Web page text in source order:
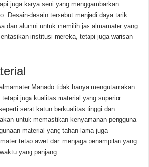
juga karya seni yang menggambarkan
Desain-desain tersebut menjadi daya tarik
dan alumni untuk memilih jas almamater yang
institusi mereka, tetapi juga warisan
Manado tidak hanya mengutamakan
juga kualitas material yang superior.
serat katun berkualitas tinggi dan
untuk memastikan kenyamanan pengguna
material yang tahan lama juga
tetap awet dan menjaga penampilan yang
yang panjang.